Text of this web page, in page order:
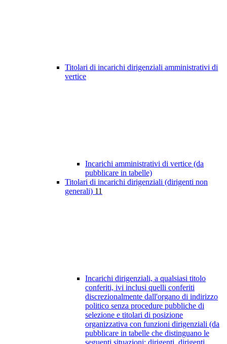
Titolari di incarichi dirigenziali amministrativi di
vertice
Incarichi amministrativi di vertice (da
pubblicare in tabelle)
Titolari di incarichi dirigenziali (dirigenti non
generali) 11
Incarichi dirigenziali, a qualsiasi titolo
conferiti, ivi inclusi quelli conferiti
discrezionalmente dall'organo di indirizzo
politico senza procedure pubbliche di
selezione e titolari di posizione
organizzativa con funzioni dirigenziali (da
pubblicare in tabelle che distinguano le